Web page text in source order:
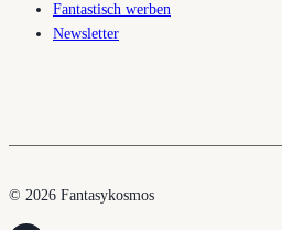
Fantastisch werben
Newsletter
© 2026 Fantasykosmos